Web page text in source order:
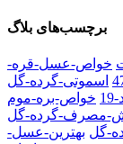
برچسب‌های بلاگ
خواص-عسل-قره-
اسموتی-گرده-گل
خواص-بره-موم
مصرف-گرده-گل
گل بهترین-عسل-